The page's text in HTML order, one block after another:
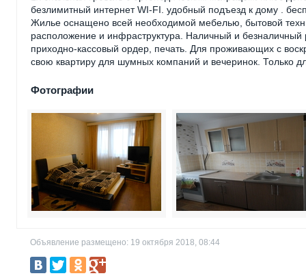
безлимитный интернет WI-FI. удобный подъезд к дому .
Жилье оснащено всей необходимой мебелью, бытовой
расположение и инфраструктура. Наличный и
приходно-кассовый ордер, печать. Для проживающих с
свою квартиру для шумных компаний и вечеринок. Только
Фотографии
Объявление размещено: 19 октября 2018, 08:44